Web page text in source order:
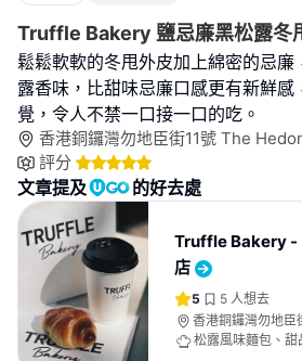
Truffle Bakery 鹽忌廉黑松露冬
鬆鬆軟軟的冬甩外皮加上綿密的忌廉
露香味，比甜味忌廉口感更有新鮮
覺，令人不禁一口接一口的吃。
香港銅鑼灣勿地臣街11號 The
評分
文章提及 的好去處
Truffle Bakery -
店
5 5 人想去
香港銅鑼灣勿地臣
地下
松露風味麵包、